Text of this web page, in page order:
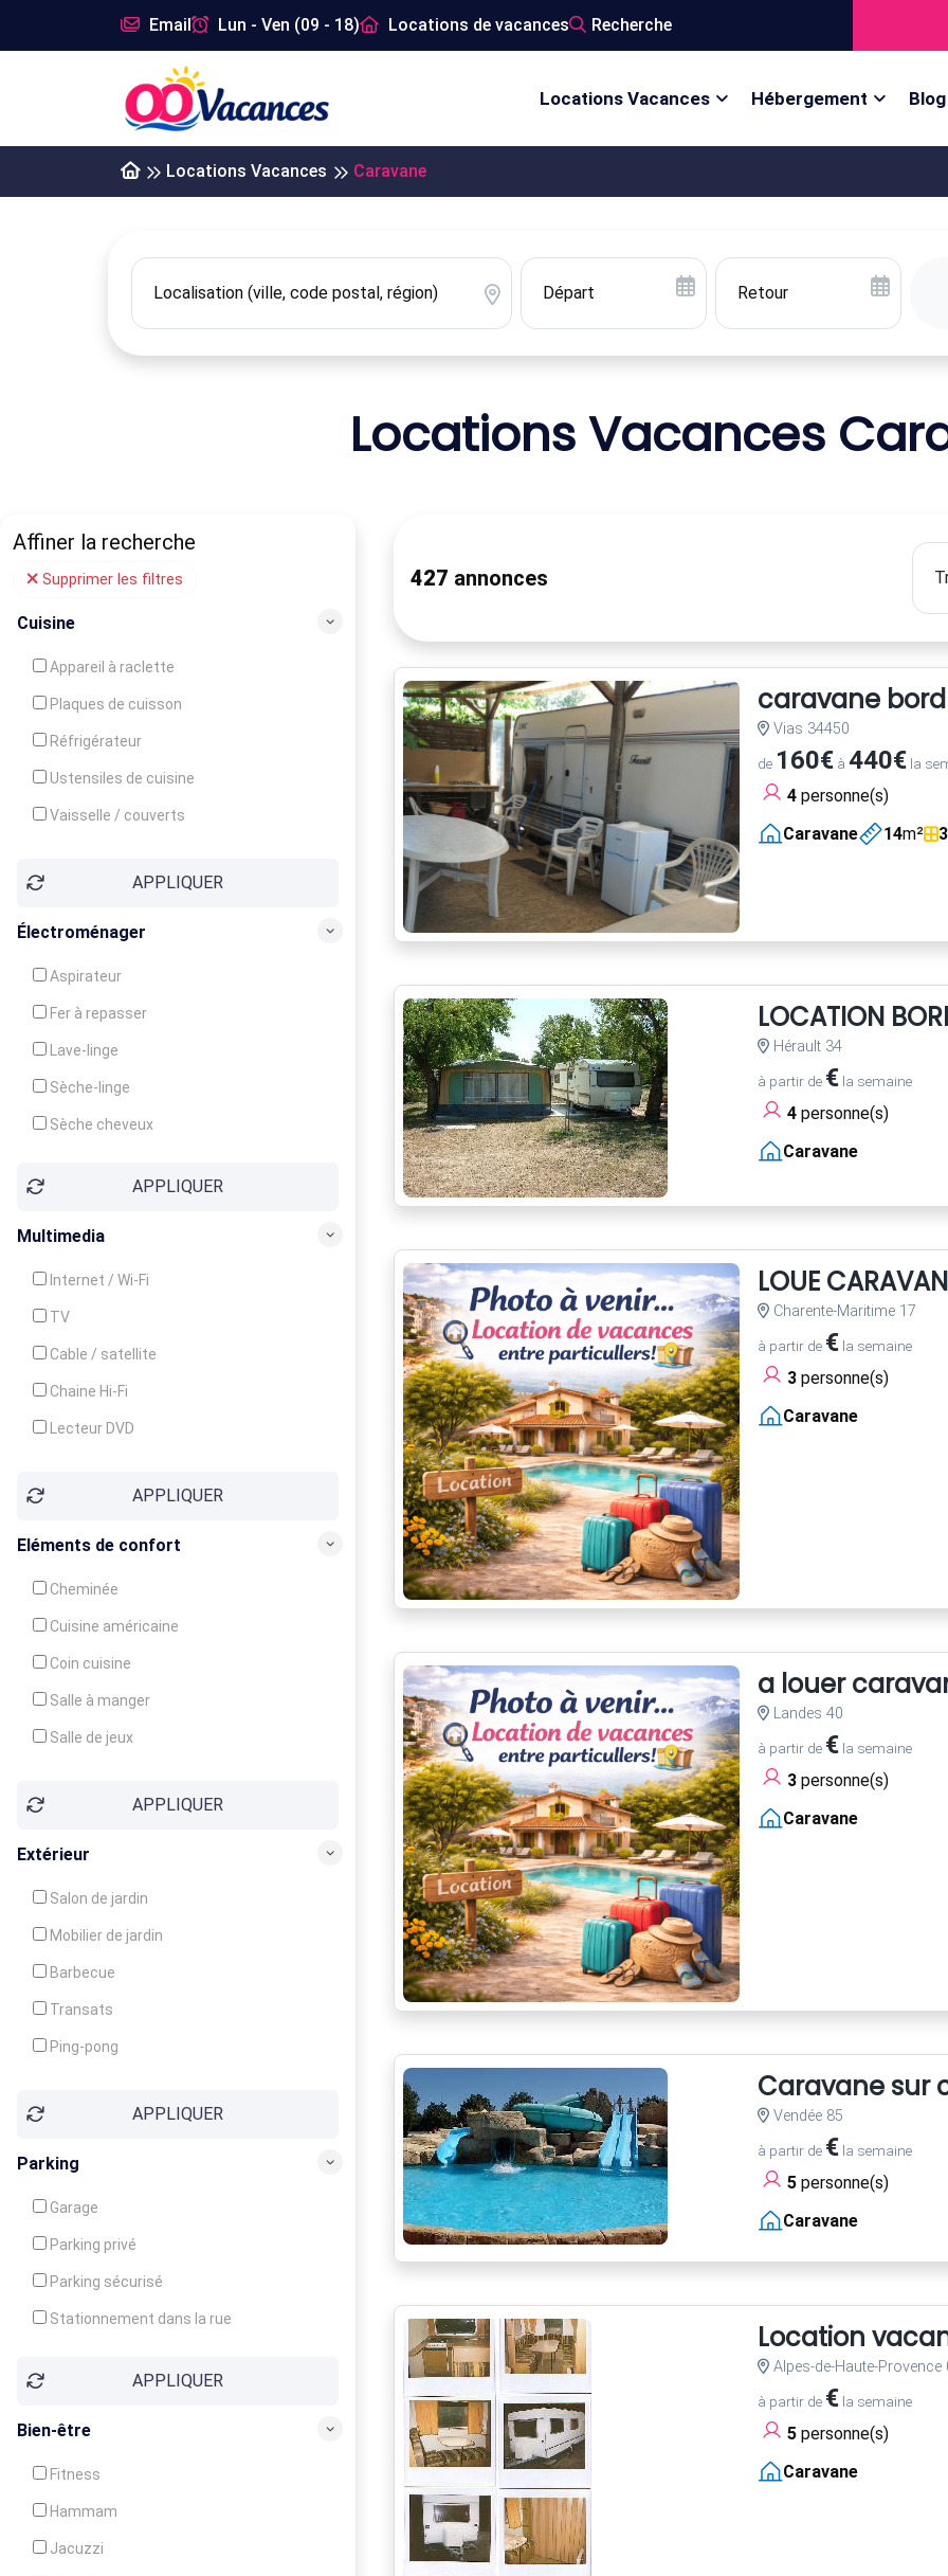
Email Lun - Ven (09 - 18) Locations de vacances Recherche
Locations Vacances Hébergement Blog
Locations Vacances Caravane
Locations Vacances
Affiner la recherche
Supprimer les filtres
Cuisine
Appareil à raclette
Plaques de cuisson
Réfrigérateur
Ustensiles de cuisine
Vaisselle / couverts
Congélateur
APPLIQUER
Électroménager
Aspirateur
Fer à repasser
Lave-linge
Sèche-linge
Sèche cheveux
APPLIQUER
Multimedia
Internet / Wi-Fi
TV
Cable / satellite
Chaine Hi-Fi
Lecteur DVD
APPLIQUER
Eléments de confort
Cheminée
Cuisine américaine
Coin cuisine
Salle à manger
Salle de jeux
Balcon / Terrasse
APPLIQUER
Extérieur
Salon de jardin
Mobilier de jardin
Barbecue
Transats
Ping-pong
Jeux d'enfantsAPPLIQUER
Parking
Garage
Parking privé
Parking sécurisé
Stationnement dans la rue
APPLIQUER
Bien-être
Fitness
Hammam
Jacuzzi
427 annonces
caravane
Vias 34450
de 160€à 440€la
4personne(s)
Caravane
14m² 3
LOCATION
Hérault 34
à partir de €la semaine
4personne(s)
Caravane
LOUE
Charente-Maritime 17
à partir de €la semaine
3personne(s)
Caravane
a louer
Landes 40
à partir de €la semaine
3personne(s)
Caravane
Caravane sur
Vendée 85
à partir de €la semaine
5personne(s)
Caravane
Location
Alpes-de-Haute-Provence
à partir de €la semaine
5personne(s)
Caravane